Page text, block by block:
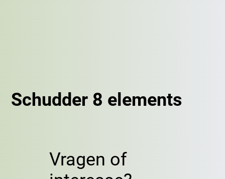
Schudder 8 elements
Vragen of